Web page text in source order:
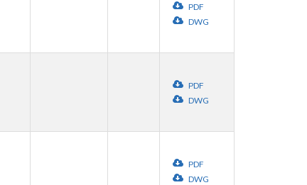
PDF
DWG
PDF
DWG
PDF
DWG